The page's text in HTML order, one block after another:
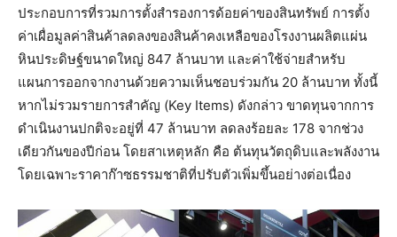
ประกอบการที่รวมการตั้งสำรองการด้อยค่าของสินทรัพย์ การตั้ง
ค่าเผื่อมูลค่าสินค้าลดลงของสินค้าคงเหลือของโรงงานผลิตแผ่น
หินประดิษฐ์ขนาดใหญ่ 847 ล้านบาท และค่าใช้จ่ายสำหรับ
แผนการออกจากงานด้วยความเห็นชอบร่วมกัน 20 ล้านบาท ทั้งนี้
หากไม่รวมรายการสำคัญ (Key Items) ดังกล่าว ขาดทุนจากการ
ดำเนินงานปกติจะอยู่ที่ 47 ล้านบาท ลดลงร้อยละ 178 จากช่วง
เดียวกันของปีก่อน โดยสาเหตุหลัก คือ ต้นทุนวัตถุดิบและพลังงาน
โดยเฉพาะราคาก๊าซธรรมชาติที่ปรับตัวเพิ่มขึ้นอย่างต่อเนื่อง